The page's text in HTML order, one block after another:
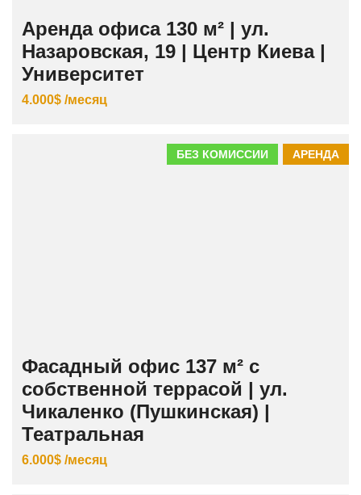
Аренда офиса 130 м² | ул.
Назаровская, 19 | Центр Киева |
Университет
4.000$ /месяц
АРЕНДА
БЕЗ КОМИССИИ
Фасадный офис 137 м² с
собственной террасой | ул.
Чикаленко (Пушкинская) |
Театральная
6.000$ /месяц